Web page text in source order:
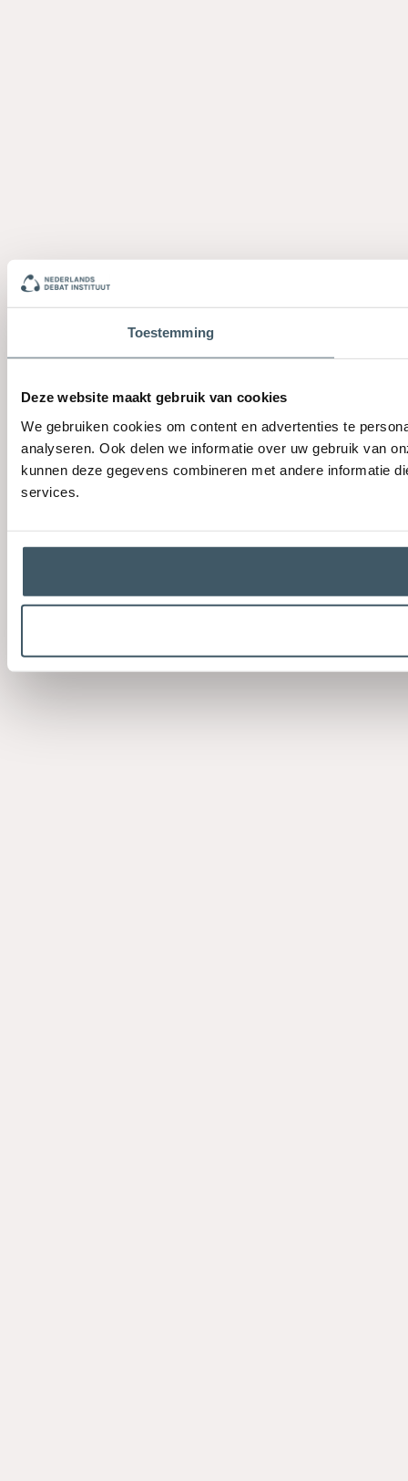
Toestemming
Deze website maakt gebruik van cookies
We gebruiken cookies om content en advertenties te
analyseren. Ook delen we informatie over uw gebruik van
kunnen deze gegevens combineren met andere informatie
services.